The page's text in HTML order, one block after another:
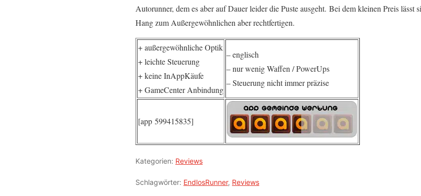
Autorunner, dem es aber auf Dauer leider die Puste ausgeht. Bei dem kleinen Preis
Hang zum Außergewöhnlichen aber rechtfertigen.
+ außergewöhnliche Optik
+ leichte Steuerung
+ keine InAppKäufe
+ GameCenter Anbindung
– englisch
– nur wenig Waffen / PowerUps
– Steuerung nicht immer präzise
[app 599415835]
Kategorien: Reviews
Schlagwörter: EndlosRunner, Reviews